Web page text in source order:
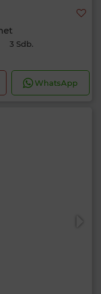
3 Sdb.
WhatsApp